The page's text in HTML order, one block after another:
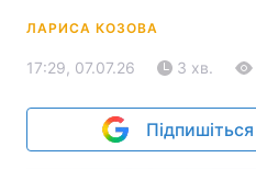
ЛАРИСА КОЗОВА
17:29, 07.07.26 3 хв.